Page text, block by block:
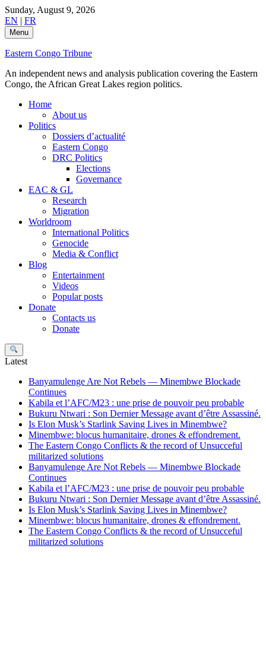
Skip
to
content
Sunday, August 9, 2026
EN | FR
Menu
Eastern Congo Tribune
An independent news and analysis publication covering the Eastern
Congo, the African Great Lakes region politics.
Home
About us
Politics
Dossiers d’actualité
Eastern Congo
DRC Politics
Elections
Governance
EAC & GL
Research
Migration
Worldroom
International Politics
Genocide
Media & Conflict
Blog
Entertainment
Videos
Popular posts
Donate
Contacts us
Donate
Search
Latest
Banyamulenge Are Not Rebels — Minembwe Blockade
Continues
Kabila et l’AFC/M23 : une prise de pouvoir peu probable
Bukuru Ntwari : Son Dernier Message avant d’être Assassiné.
Is Elon Musk’s Starlink Saving Lives in Minembwe?
Minembwe: blocus humanitaire, drones & effondrement.
The Eastern Congo Conflicts & the record of Unsucceful
militarized solutions
Banyamulenge Are Not Rebels — Minembwe Blockade
Continues
Kabila et l’AFC/M23 : une prise de pouvoir peu probable
Bukuru Ntwari : Son Dernier Message avant d’être Assassiné.
Is Elon Musk’s Starlink Saving Lives in Minembwe?
Minembwe: blocus humanitaire, drones & effondrement.
The Eastern Congo Conflicts & the record of Unsucceful
militarized solutions